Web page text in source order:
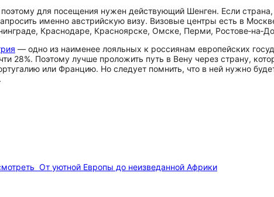
для посещения нужен действующий Шенген. Если
именно австрийскую визу. Визовые центры есть в
Краснодаре, Красноярске, Омске, Перми,
— одно из наименее лояльных к россиянам европейских
28%. Поэтому лучше проложить путь в Вену через страну,
или Францию. Но следует помнить, что в ней нужно
От уютной Европы до неизведанной Африки